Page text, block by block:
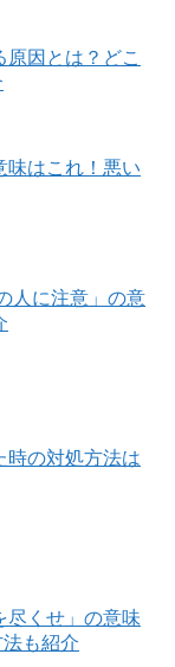
因とは？どこ
味はこれ！悪い
人に注意」の意
時の対処方法は
尽くせ」の意味
も紹介